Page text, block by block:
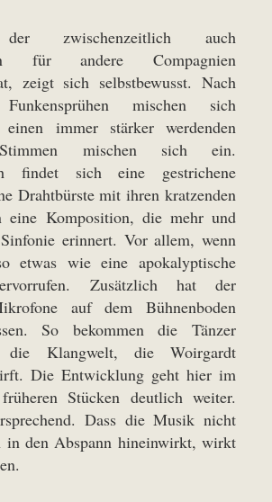
zwischenzeitlich auch
für andere Compagnien
zeigt sich selbstbewusst. Nach
Funkensprühen mischen sich
immer stärker werdenden
mischen sich ein.
findet sich eine gestrichene
Drahtbürste mit ihren kratzenden
eine Komposition, die mehr und
erinnert. Vor allem, wenn
etwas wie eine apokalyptische
Zusätzlich hat der
auf dem Bühnenboden
So bekommen die Tänzer
Klangwelt, die Woirgardt
Die Entwicklung geht hier im
Stücken deutlich weiter.
Dass die Musik nicht
in den Abspann hineinwirkt, wirkt